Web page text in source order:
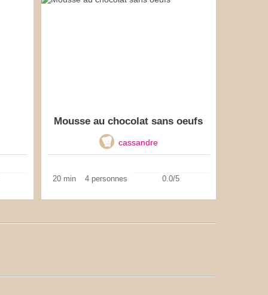
Mousse au chocolat sans oeufs
cassandre
20 min 4 personnes 0.0/5